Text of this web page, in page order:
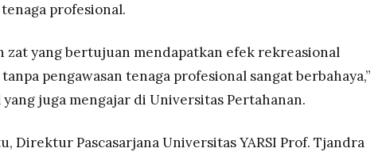
profesional.
zat yang bertujuan mendapatkan efek rekreasional
pengawasan tenaga profesional sangat berbahaya,”
juga mengajar di Universitas Pertahanan.
Direktur Pascasarjana Universitas YARSI Prof. Tjandra